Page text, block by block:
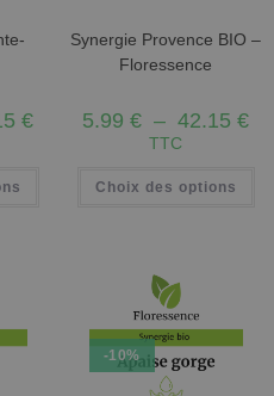
€
Synergie Provence BIO –
Floressence
5.99€ – 42.15€
TTC
Choix des options
-10%